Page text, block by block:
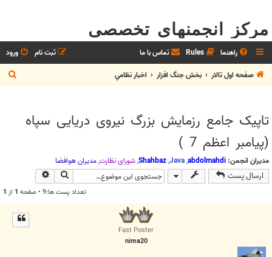
مرکز انجمنهای تخصصی
راهنما Rules تماس با ما ورود
ثبت نام
صفحه اول تالار
بخش جنگ افزار اخبار نظامي
س
تاپیک جامع رزمایش بزرگ نیروی دریایی سپاه
(پیامبر اعظم 7 )
مدیران انجمن: abdolmahdi
,
Java
,
Shahbaz
,شوراي نظارت,مديران هوافضا
ارسال پست جستجو
تعداد پست ها:9 • صفحه 1 از 1
Fast Poster
nima20